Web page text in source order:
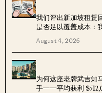
我们评出新加坡租赁
是否足以覆盖成本：
August 4, 2026
为何这座老牌武吉知
手——平均获利